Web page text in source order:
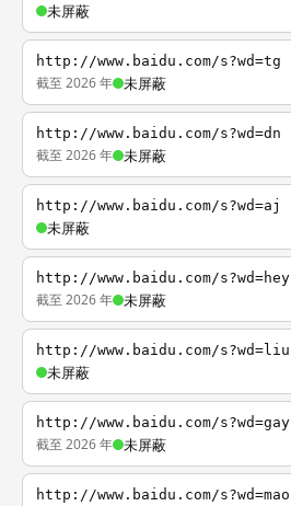
未屏蔽
http://www.baidu.com/s?wd=tg
截至 2026 年 未屏蔽
http://www.baidu.com/s?wd=dn
截至 2026 年 未屏蔽
http://www.baidu.com/s?wd=aj
未屏蔽
http://www.baidu.com/s?wd=hey
截至 2026 年 未屏蔽
http://www.baidu.com/s?wd=liu
未屏蔽
http://www.baidu.com/s?wd=gay
截至 2026 年 未屏蔽
http://www.baidu.com/s?wd=mao